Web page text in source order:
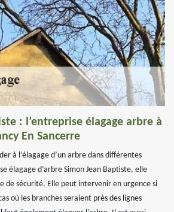
: l’entreprise élagage arbre à
En Sancerre
à l’élagage d’un arbre dans différentes
élagage d’arbre Simon Jean Baptiste, elle
de sécurité. Elle peut intervenir en urgence si
où les branches seraient près des lignes